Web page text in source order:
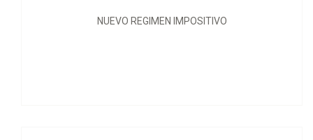
NUEVO REGIMEN IMPOSITIVO